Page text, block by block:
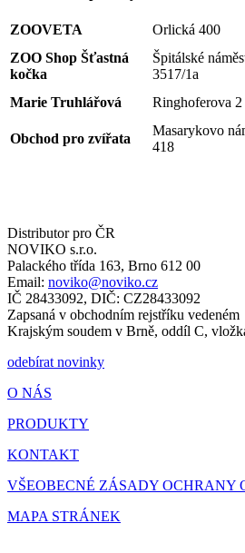
ZOOVETA Orlická 400
ZOO Shop Šťastná
kočka
Špitálské
3517/1a
Marie Truhlářová
Ringhoferova 2
Obchod pro zvířata
Masarykovo
418
Distributor pro ČR
NOVIKO s.r.o.
Palackého třída 163, Brno 612 00
Email: noviko@noviko.cz
IČ 28433092, DIČ: CZ28433092
Zapsaná v obchodním rejstříku vedeném
Krajským soudem v Brně, oddíl C,
odebírat novinky
O NÁS
PRODUKTY
KONTAKT
VŠEOBECNÉ ZÁSADY OCHRANY
MAPA STRÁNEK